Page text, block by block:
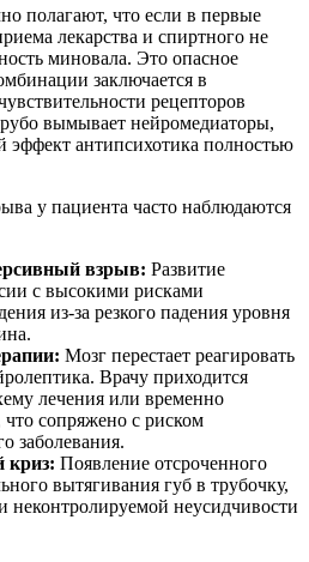
полагают, что если в первые
лекарства и спиртного не
миновала. Это опасное
заключается в
рецепторов
вымывает нейромедиаторы,
эффект антипсихотика полностью
у пациента часто наблюдаются
взрыв: Развитие
с высокими рисками
из-за резкого падения уровня
Мозг перестает реагировать
Врачу приходится
лечения или временно
сопряжено с риском
заболевания.
криз: Появление отсроченного
вытягивания губ в трубочку,
неконтролируемой неусидчивости